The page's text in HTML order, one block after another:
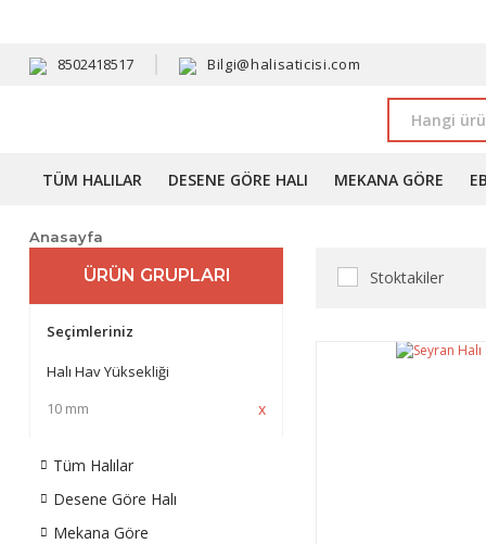
8502418517 Bilgi@halisaticisi.com
TÜM HALILAR DESENE GÖRE HALI MEKANA GÖRE
Anasayfa
ÜRÜN GRUPLARI
Seçimleriniz
Halı Hav Yüksekliği
10 mm
Tüm Halılar
Desene Göre Halı
Mekana Göre
Stoktakiler